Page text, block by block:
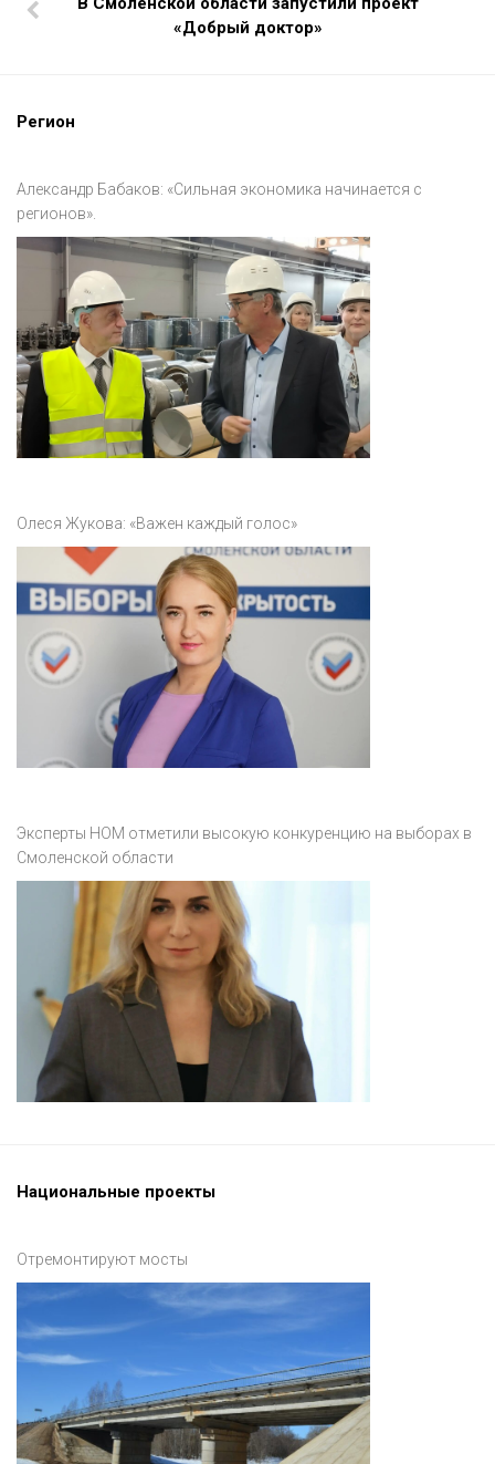
«Добрый доктор»
Регион
Александр Бабаков: «Сильная экономика начинается с
регионов».
Олеся Жукова: «Важен каждый голос»
Эксперты НОМ отметили высокую конкуренцию на выборах в
Смоленской области
Национальные проекты
Отремонтируют мосты